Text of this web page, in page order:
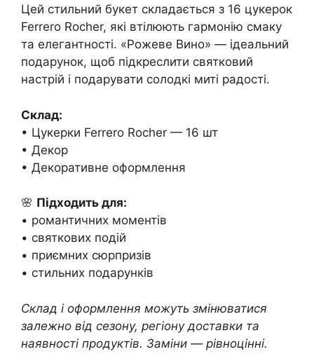
Цей стильний букет складається з 16 цукерок
Ferrero Rocher, які втілюють гармонію смаку
та елегантності. «Рожеве Вино» — ідеальний
подарунок, щоб підкреслити святковий
настрій і подарувати солодкі миті радості.
Склад:
• Цукерки Ferrero Rocher — 16 шт
• Декор
• Декоративне оформлення
🌸 Підходить для:
• романтичних моментів
• святкових подій
• приємних сюрпризів
• стильних подарунків
Склад і оформлення можуть змінюватися
залежно від сезону, регіону доставки та
наявності продуктів. Заміни — рівноцінні.